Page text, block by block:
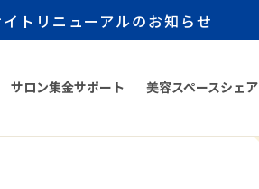
トリニューアルのお知らせ
サロン集金サポート 美容スペースシェア